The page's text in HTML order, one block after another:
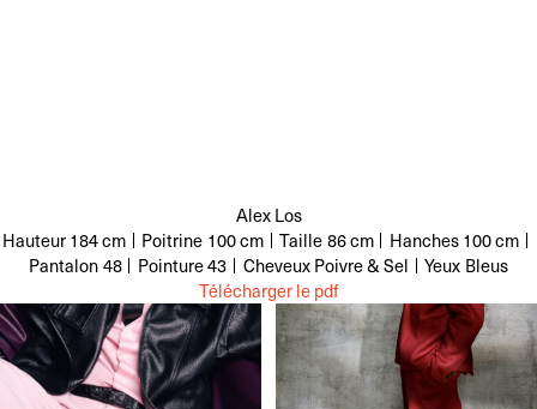
Alex Los
Hauteur 184 cm Poitrine 100 cm Taille86 cm Hanches100 cm
Pantalon48 Pointure43 Cheveux Poivre & Sel Yeux Bleus
Télécharger le pdf